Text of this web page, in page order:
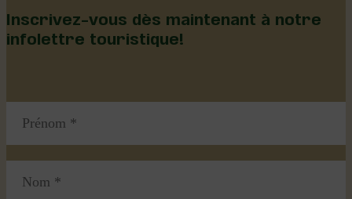
Inscrivez-vous dès maintenant à notre
infolettre touristique!